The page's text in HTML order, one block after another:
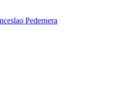
Pedernera